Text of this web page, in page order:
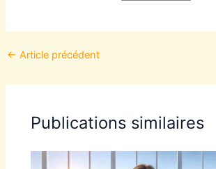
← Article précédent
Publications similaires